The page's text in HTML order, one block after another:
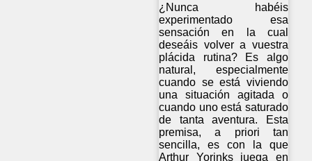
¿Nunca habéis
experimentado esa
sensación en la cual
deseáis volver a vuestra
plácida rutina? Es algo
natural, especialmente
cuando se está viviendo
una situación agitada o
cuando uno está saturado
de tanta aventura. Esta
premisa, a priori tan
sencilla, es con la que
Arthur Yorinks juega en